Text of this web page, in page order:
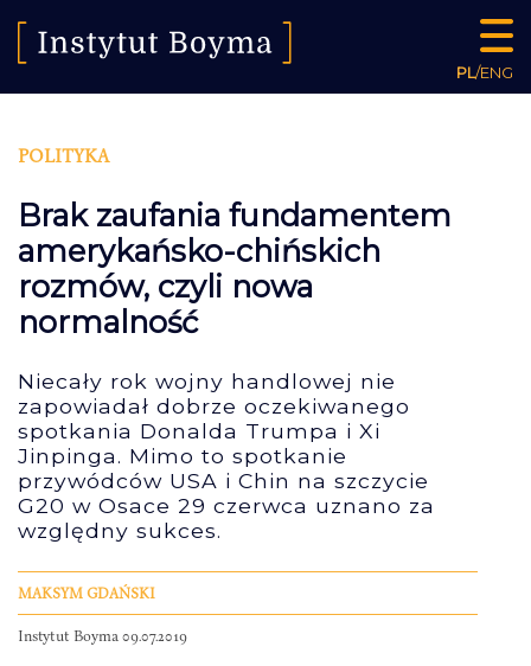
PL/ENG
POLITYKA
Brak zaufania fundamentem
amerykańsko-chińskich
rozmów, czyli nowa
normalność
Niecały rok wojny handlowej nie
zapowiadał dobrze oczekiwanego
spotkania Donalda Trumpa i Xi
Jinpinga. Mimo to spotkanie
przywódców USA i Chin na szczycie
G20 w Osace 29 czerwca uznano za
względny sukces.
MAKSYM GDAŃSKI
Instytut Boyma 09.07.2019